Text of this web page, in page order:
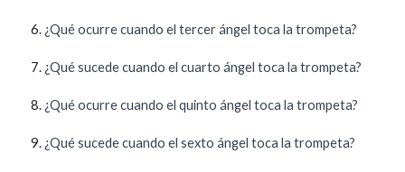
¿Qué ocurre cuando el tercer ángel toca la trompeta?
¿Qué sucede cuando el cuarto ángel toca la trompeta?
¿Qué ocurre cuando el quinto ángel toca la trompeta?
¿Qué sucede cuando el sexto ángel toca la trompeta?